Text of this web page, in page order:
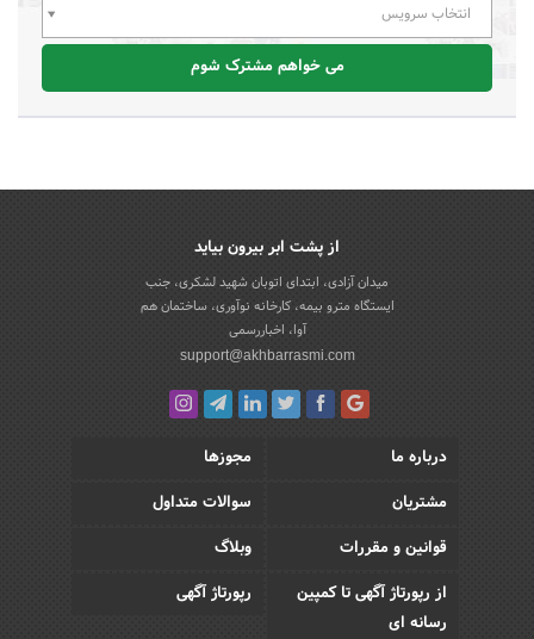
انتخاب سرویس
می خواهم مشترک شوم
از پشت ابر بیرون بیاید
میدان آزادی، ابتدای اتوبان شهید لشکری، جنب
ایستگاه مترو بیمه، کارخانه نوآوری، ساختمان هم
آوا، اخباررسمی
support@akhbarrasmi.com
درباره ما
مجوزها
مشتریان
سوالات متداول
قوانین و مقررات
وبلاگ
از رپورتاژ آگهی تا کمپین
رسانه ای
رپورتاژ آگهی